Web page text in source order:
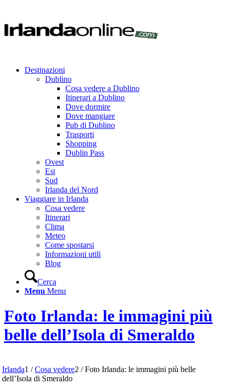
Destinazioni
Dublino
Cosa vedere a Dublino
Itinerari a Dublino
Dove dormire
Dove mangiare
Pub di Dublino
Trasporti
Shopping
Dublin Pass
Ovest
Est
Sud
Irlanda del Nord
Viaggiare in Irlanda
Cosa vedere
Itinerari
Clima
Meteo
Come spostarsi
Informazioni utili
Blog
Cerca
Menu Menu
Foto Irlanda: le immagini più
belle dell’Isola di Smeraldo
Irlanda1 / Cosa vedere2 / Foto Irlanda: le immagini più belle
dell’Isola di Smeraldo